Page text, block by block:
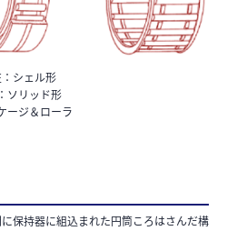
シェル形
ソリッド形
ージ＆ローラ
保持器に組込まれた円筒ころはさんだ構